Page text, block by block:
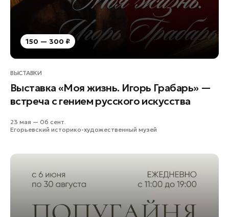
150 — 300 ₽
ВЫСТАВКИ
Выставка «Моя жизнь. Игорь Грабарь» —
встреча с гением русского искусства
23 мая — 06 сент.
Егорьевский историко-художественный музей